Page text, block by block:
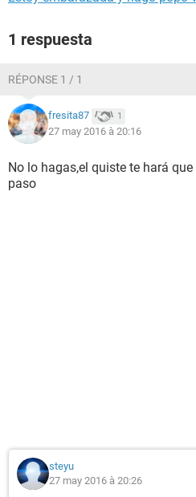
1 respuesta
RÉPONSE 1 / 1
fresita87 1
27 may 2016 à 20:16
No lo hagas,el quiste te hará
paso
steyu
27 may 2016 à 20:26